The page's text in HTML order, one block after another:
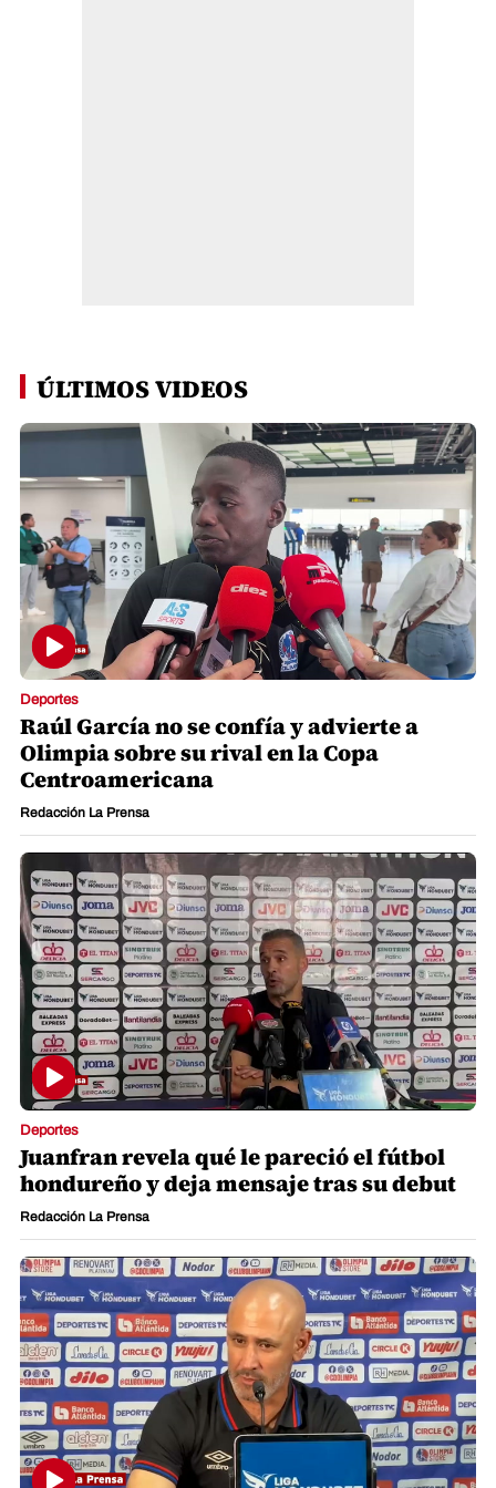
ÚLTIMOS VIDEOS
Deportes
Raúl García no se confía y advierte a
Olimpia sobre su rival en la Copa
Centroamericana
Redacción La Prensa
Deportes
Juanfran revela qué le pareció el fútbol
hondureño y deja mensaje tras su debut
Redacción La Prensa